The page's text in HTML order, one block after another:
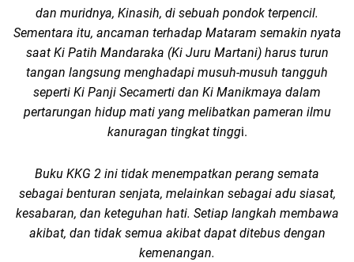
dan muridnya, Kinasih, di sebuah pondok terpencil.
Sementara itu, ancaman terhadap Mataram semakin nyata
saat Ki Patih Mandaraka (Ki Juru Martani) harus turun
tangan langsung menghadapi musuh-musuh tangguh
seperti Ki Panji Secamerti dan Ki Manikmaya dalam
pertarungan hidup mati yang melibatkan pameran ilmu
kanuragan tingkat tinggi.
Buku KKG 2 ini tidak menempatkan perang semata
sebagai benturan senjata, melainkan sebagai adu siasat,
kesabaran, dan keteguhan hati. Setiap langkah membawa
akibat, dan tidak semua akibat dapat ditebus dengan
kemenangan.